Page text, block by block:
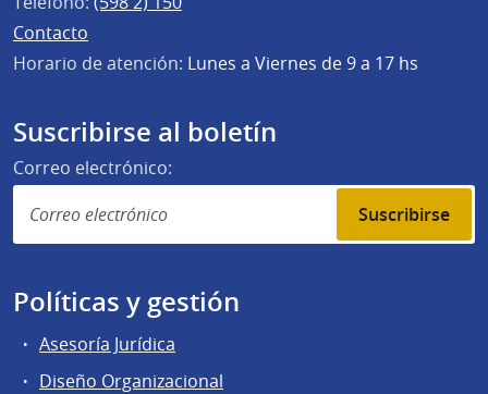
Contacto
Horario de atención: Lunes a Viernes de 9 a 17 hs
Suscribirse al boletín
Correo electrónico:
Suscribirse
Políticas y gestión
Asesoría Jurídica
Diseño Organizacional